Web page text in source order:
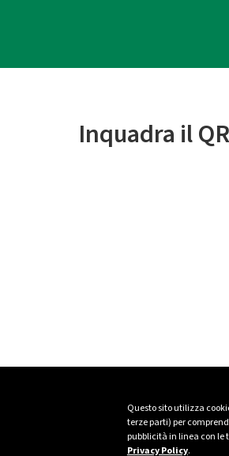
Questo sito utilizza
terze parti) per
pubblicità in linea con le
Privacy Policy.
Inquadra il